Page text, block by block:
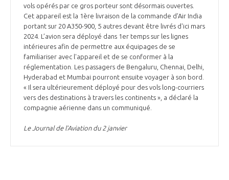
vols opérés par ce gros porteur sont désormais ouvertes.
Cet appareil est la 1ère livraison de la commande d'Air India
portant sur 20 A350-900, 5 autres devant être livrés d'ici mars
2024. L’avion sera déployé dans 1er temps sur les lignes
intérieures afin de permettre aux équipages de se
familiariser avec l'appareil et de se conformer à la
réglementation. Les passagers de Bengaluru, Chennai, Delhi,
Hyderabad et Mumbai pourront ensuite voyager à son bord.
« Il sera ultérieurement déployé pour des vols long-courriers
vers des destinations à travers les continents », a déclaré la
compagnie aérienne dans un communiqué.
Le Journal de l’Aviation du 2 janvier